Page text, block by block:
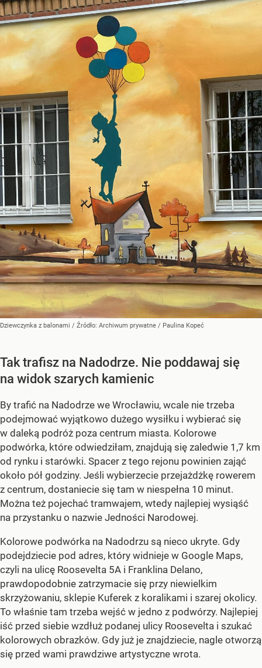
Dziewczynka z balonami / Źródło: Archiwum prywatne / Paulina Kopeć
Tak trafisz na Nadodrze. Nie poddawaj się
na widok szarych kamienic
By trafić na Nadodrze we Wrocławiu, wcale nie trzeba
podejmować wyjątkowo dużego wysiłku i wybierać się
w daleką podróż poza centrum miasta. Kolorowe
podwórka, które odwiedziłam, znajdują się zaledwie 1,7 km
od rynku i starówki. Spacer z tego rejonu powinien zająć
około pół godziny. Jeśli wybierzecie przejażdżkę rowerem
z centrum, dostaniecie się tam w niespełna 10 minut.
Można też pojechać tramwajem, wtedy najlepiej wysiąść
na przystanku o nazwie Jedności Narodowej.
Kolorowe podwórka na Nadodrzu są nieco ukryte. Gdy
podejdziecie pod adres, który widnieje w Google Maps,
czyli na ulicę Roosevelta 5A i Franklina Delano,
prawdopodobnie zatrzymacie się przy niewielkim
skrzyżowaniu, sklepie Kuferek z koralikami i szarej okolicy.
To właśnie tam trzeba wejść w jedno z podwórzy. Najlepiej
iść przed siebie wzdłuż podanej ulicy Roosevelta i szukać
kolorowych obrazków. Gdy już je znajdziecie, nagle otworzą
się przed wami prawdziwe artystyczne wrota.